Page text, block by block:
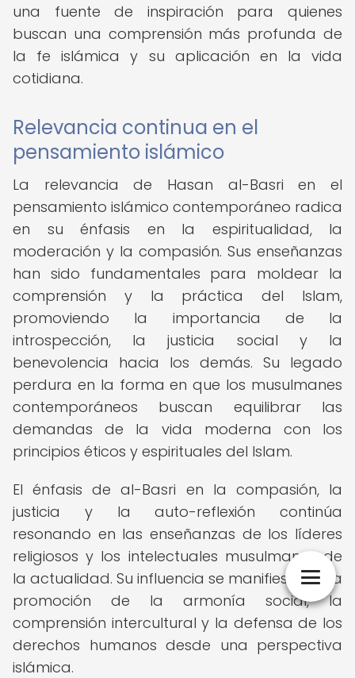
una fuente de inspiración para quienes
buscan una comprensión más profunda de
la fe islámica y su aplicación en la vida
cotidiana.
Relevancia continua en el
pensamiento islámico
La relevancia de Hasan al-Basri en el
pensamiento islámico contemporáneo radica
en su énfasis en la espiritualidad, la
moderación y la compasión. Sus enseñanzas
han sido fundamentales para moldear la
comprensión y la práctica del Islam,
promoviendo la importancia de la
introspección, la justicia social y la
benevolencia hacia los demás. Su legado
perdura en la forma en que los musulmanes
contemporáneos buscan equilibrar las
demandas de la vida moderna con los
principios éticos y espirituales del Islam.
El énfasis de al-Basri en la compasión, la
justicia y la auto-reflexión continúa
resonando en las enseñanzas de los líderes
religiosos y los intelectuales musulmanes de
la actualidad. Su influencia se manifiesta en la
promoción de la armonía social, la
comprensión intercultural y la defensa de los
derechos humanos desde una perspectiva
islámica.